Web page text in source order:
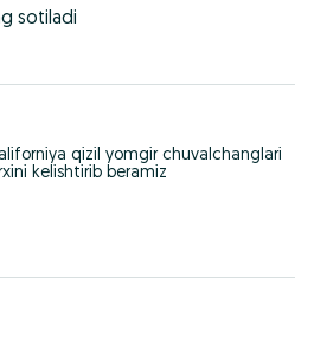
sotiladi
qizil yomgir chuvalchanglari
kelishtirib beramiz